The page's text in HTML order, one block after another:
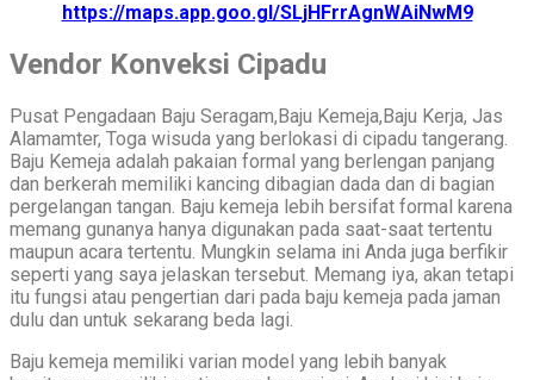
https://maps.app.goo.gl/SLjHFrrAgnWAiNwM9
Vendor Konveksi Cipadu
Pusat Pengadaan Baju Seragam,Baju Kemeja,Baju Kerja, Jas
Alamamter, Toga wisuda yang berlokasi di cipadu tangerang.
Baju Kemeja adalah pakaian formal yang berlengan panjang
dan berkerah memiliki kancing dibagian dada dan di bagian
pergelangan tangan. Baju kemeja lebih bersifat formal karena
memang gunanya hanya digunakan pada saat-saat tertentu
maupun acara tertentu. Mungkin selama ini Anda juga berfikir
seperti yang saya jelaskan tersebut. Memang iya, akan tetapi
itu fungsi atau pengertian dari pada baju kemeja pada jaman
dulu dan untuk sekarang beda lagi.
Baju kemeja memiliki varian model yang lebih banyak